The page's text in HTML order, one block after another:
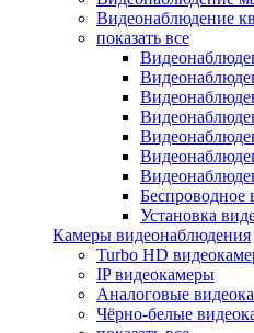
Видеонаблюдение
показать все
Беспроводное
Установка
Камеры видеонаблюдения
Turbo HD
IP видеокамеры
Аналоговые
Чёрно-белые